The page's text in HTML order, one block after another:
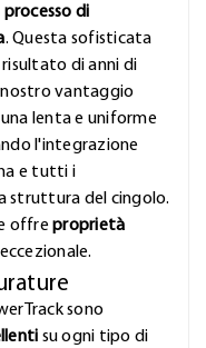
processo di
. Questa sofisticata
di anni di
vantaggio
lenta e uniforme
l'integrazione
e tutti i
struttura del cingolo.
offreproprietà
sono
su ogni tipo di